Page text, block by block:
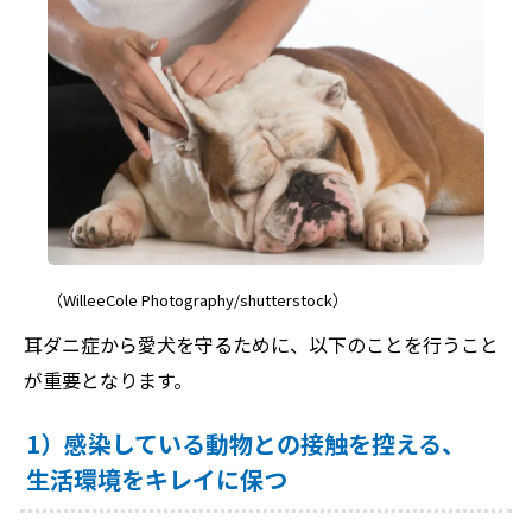
（WilleeCole Photography/shutterstock）
耳ダニ症から愛犬を守るために、以下のことを行うこと
が重要となります。
1）感染している動物との接触を控える、
生活環境をキレイに保つ